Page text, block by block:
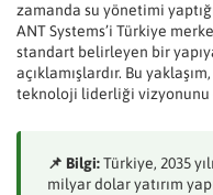
zamanda su yönetimi
ANT Systems’i Türkiye
standart belirleyen bir
açıklamışlardır. Bu
teknoloji liderliği vizyonunu
📌 Bilgi:Türkiye, 2035
milyar dolar yatırım